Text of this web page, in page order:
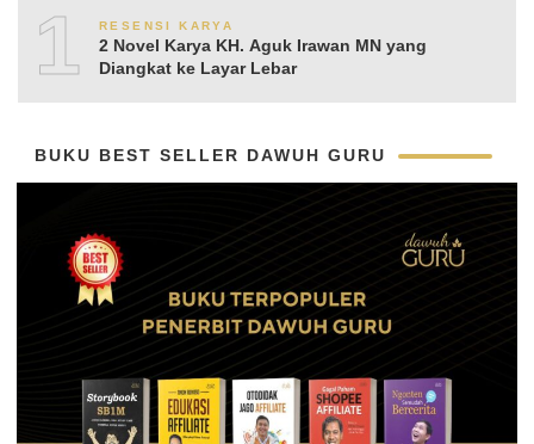
10RESENSI KARYA
2 Novel Karya KH. Aguk Irawan MN yang
Diangkat ke Layar Lebar
BUKU BEST SELLER DAWUH GURU